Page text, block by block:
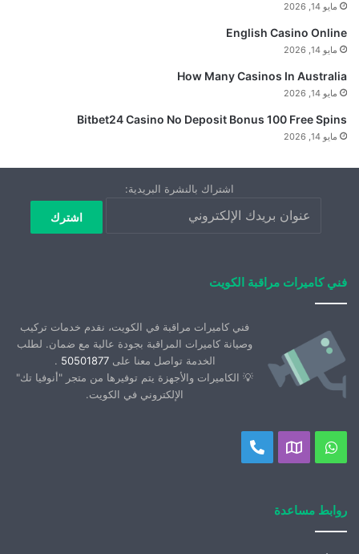
مايو 14, 2026
English Casino Online
مايو 14, 2026
How Many Casinos In Australia
مايو 14, 2026
Bitbet24 Casino No Deposit Bonus 100 Free Spins
مايو 14, 2026
اشتراك بالنشرة البريدية:
فني كاميرات مراقبة الكويت
فني كاميرات مراقبة في الكويت، نقدم خدمات تركيب
وصيانة كاميرات المراقبة بجودة عالية مع ضمان. لطلب
الخدمة تواصل معنا على50501877
.
💡 الكاميرات والأجهزة يتم توفيرها من متجر "أنوفيا تك"
الإلكتروني في الكويت.
واتسابموقعنا
خريطة
اتصل
روابط مساعدة